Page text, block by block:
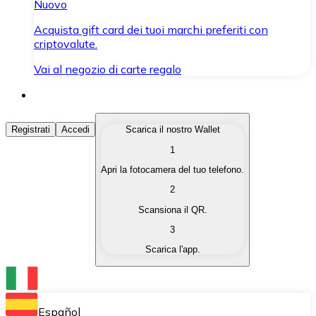
Nuovo
Acquista gift card dei tuoi marchi preferiti con
criptovalute.
Vai al negozio di carte regalo
Acquista Criptovalute
Acquista le criptovalute che ti interessano in modo
Converti le tue criptovalute in valuta fiat quando ne
Scambia una criptovaluta con un'altra
Conserva le tue cripto in un Wallet self-custodial.
Registrati Accedi
Scarica il nostro Wallet
1
Apri la fotocamera del tuo telefono.
2
Scansiona il QR.
3
Scarica l'app.
Español